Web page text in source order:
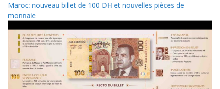
Maroc: nouveau billet de 100 DH et nouvelles pièces de
monnaie